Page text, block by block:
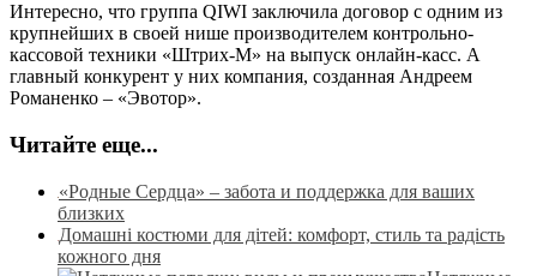
Интересно, что группа QIWI заключила договор с одним из
крупнейших в своей нише производителем контрольно-
кассовой техники «Штрих-М» на выпуск онлайн-касс. А
главный конкурент у них компания, созданная Андреем
Романенко – «Эвотор».
Читайте еще...
«Родные Сердца» – забота и поддержка для ваших
близких
Домашні костюми для дітей: комфорт, стиль та радість
кожного дня